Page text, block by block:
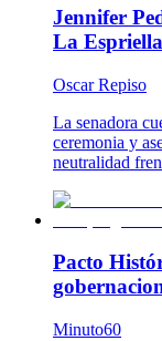
Jennifer
La
Oscar Repiso
La senadora
ceremonia y
neutralidad
Pacto
Minuto60